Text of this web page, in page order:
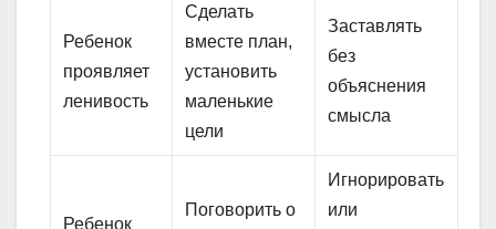
Ребенок
проявляет
ленивость
Сделать
вместе план,
установить
маленькие
цели
Заставлять
без
объяснения
смысла
Ребенок
Поговорить о
Игнорировать
или